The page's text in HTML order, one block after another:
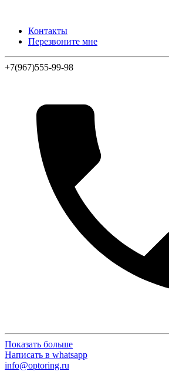
Контакты
Перезвоните мне
+7(967)555-99-98
Показать больше
Написать в whatsapp
info@optoring.ru